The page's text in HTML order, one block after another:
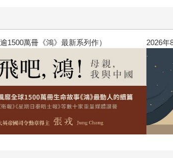
國（暢銷全球逾1500萬冊《鴻》最新系列作）